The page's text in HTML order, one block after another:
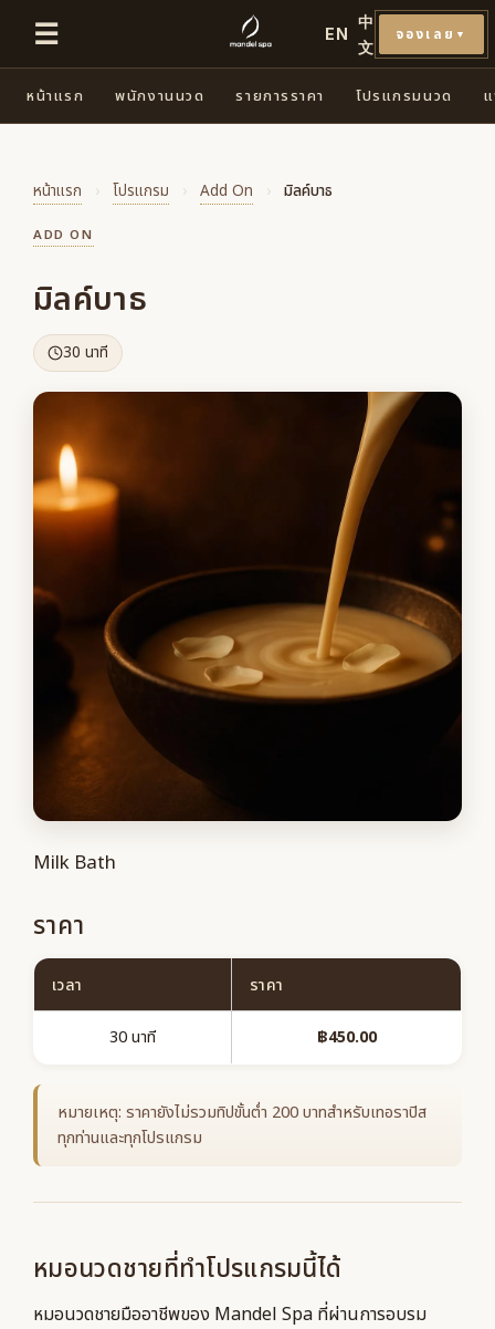
☰ EN
中
文
จองเลย ▼
หน้าแรก พนักงานนวด รายการราคา โปรแกรมนวด
หน้าแรก › โปรแกรม › Add On › มิลค์บาธ
ADD ON
มิลค์บาธ
30 นาที
Milk Bath
ราคา
เวลา ราคา
30 นาที ฿450.00
หมายเหตุ: ราคายังไม่รวมทิปขั้นต่ำ 200 บาทสำหรับเทอราปิส
ทุกท่านและทุกโปรแกรม
หมอนวดชายที่ทำโปรแกรมนี้ได้
หมอนวดชายมืออาชีพของ Mandel Spa ที่ผ่านการอบรม